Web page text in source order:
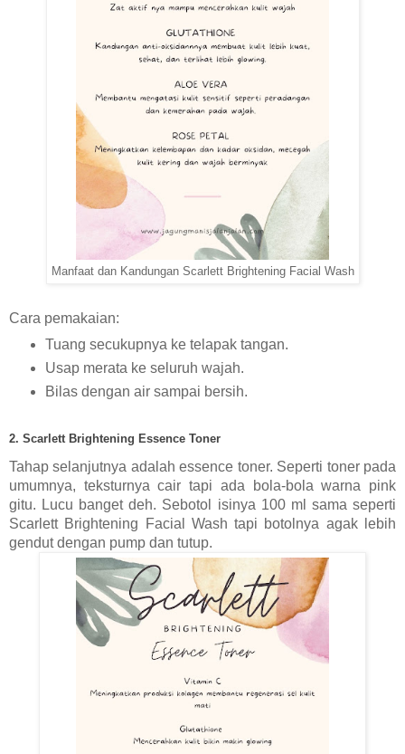
Manfaat dan Kandungan Scarlett Brightening Facial Wash
Cara pemakaian:
Tuang secukupnya ke telapak tangan.
Usap merata ke seluruh wajah.
Bilas dengan air sampai bersih.
2. Scarlett Brightening Essence Toner
Tahap selanjutnya adalah essence toner. Seperti toner pada
umumnya, teksturnya cair tapi ada bola-bola warna pink
gitu. Lucu banget deh. Sebotol isinya 100 ml sama seperti
Scarlett Brightening Facial Wash tapi botolnya agak lebih
gendut dengan pump dan tutup.